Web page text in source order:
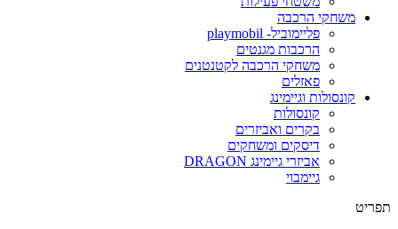
משחקי הרכבה
פליימוביל- playmobil
הרכבות מגנטים
משחקי הרכבה לקטנטנים
פאזלים
קונסולות וגיימינג
קונסולות
בקרים ואביזרים
דיסקים ומשחקים
אביזרי גיימינג DRAGON
גיימבוי